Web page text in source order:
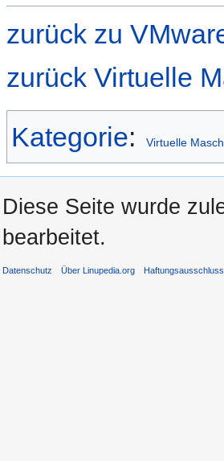
zurück zu
zurück Virtuelle
Kategorie: Virtuelle
Diese Seite wurde
bearbeitet.
Datenschutz Über Linupedia.org Haftungsausschluss